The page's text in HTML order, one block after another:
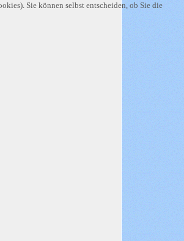
Sie können selbst entscheiden, ob Sie die